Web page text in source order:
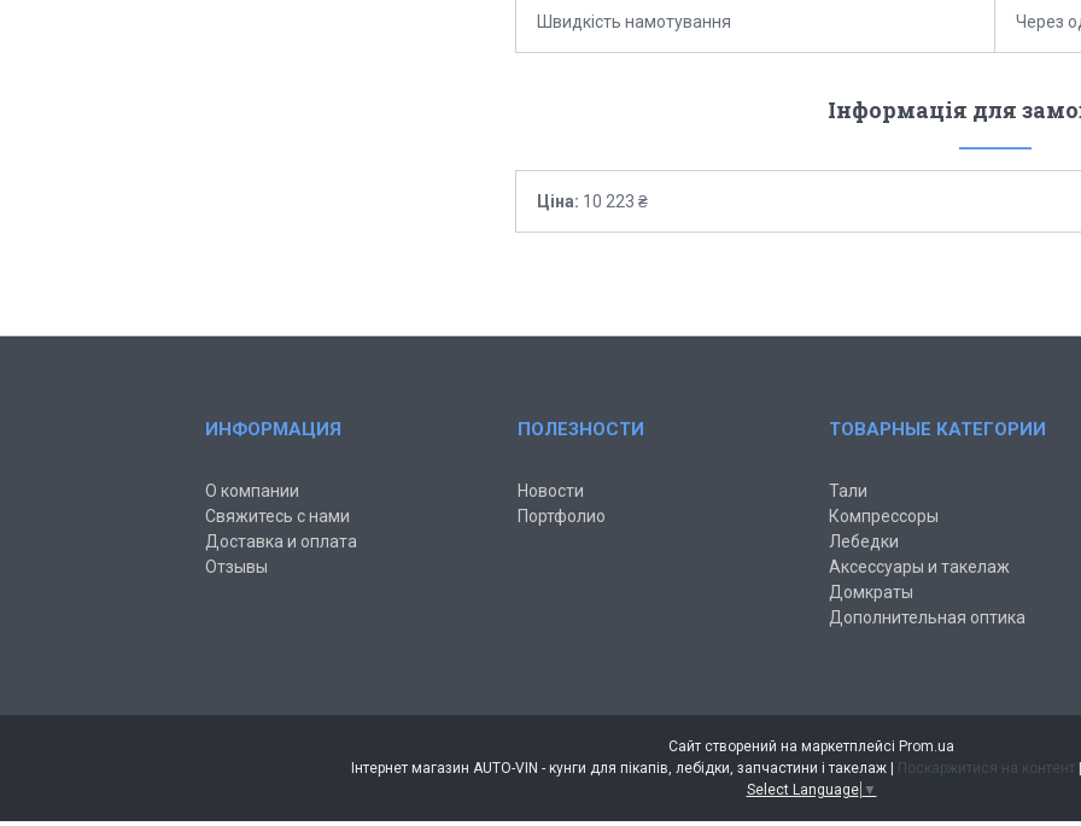
Швидкість намотування Через
Інформація для
Ціна: 10 223 ₴
ИНФОРМАЦИЯ
О компании
Свяжитесь с нами
Доставка и оплата
Отзывы
ПОЛЕЗНОСТИ
Новости
Портфолио
ТОВАРНЫЕ КАТЕГОРИИ
Тали
Компрессоры
Лебедки
Аксессуары и такелаж
Домкраты
Дополнительная оптика
Сайт створений на маркетплейсі Prom.ua
Інтернет магазин AUTO-VIN - кунги для пікапів, лебідки, запчастини і такелаж | Поскаржитися на контент |
Select Language ▼